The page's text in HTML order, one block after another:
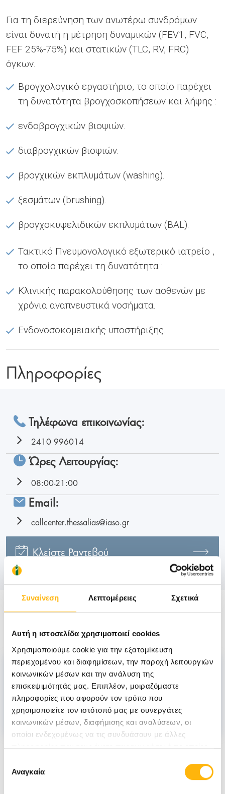
Συναίνεση Λεπτομέρειες Σχετικά
Αυτή η ιστοσελίδα χρησιμοποιεί cookies
Χρησιμοποιούμε cookie για την εξατομίκευση
περιεχομένου και διαφημίσεων, την παροχή λειτουργιών
κοινωνικών μέσων και την ανάλυση της
επισκεψιμότητάς μας. Επιπλέον, μοιραζόμαστε
πληροφορίες που αφορούν τον τρόπο που
χρησιμοποιείτε τον ιστότοπό μας με συνεργάτες
κοινωνικών μέσων, διαφήμισης και αναλύσεων, οι
οποίοι ενδεχομένως να τις συνδυάσουν με άλλες
πληροφορίες που τους έχετε παραχωρήσει ή τις οποίες
των υπηρεσιών τους.
συγκατάθεσης
Αναγκαία
Για τη διερεύνηση των ανωτέρω συνδρόμων
είναι δυνατή η μέτρηση δυναμικών (FEV1, FVC,
FEF 25%-75%) και στατικών (TLC, RV, FRC)
όγκων.
Βρογχολογικό εργαστήριο, το οποίο παρέχει
τη δυνατότητα βρογχοσκοπήσεων και λήψης :
ενδοβρογχικών βιοψιών.
διαβρογχικών βιοψιών.
βρογχικών εκπλυμάτων (washing).
ξεσμάτων (brushing).
βρογχοκυψελιδικών εκπλυμάτων (BAL).
Τακτικό Πνευμονολογικό εξωτερικό ιατρείο ,
το οποίο παρέχει τη δυνατότητα :
Κλινικής παρακολούθησης των ασθενών με
χρόνια αναπνευστικά νοσήματα.
Ενδονοσοκομειακής υποστήριξης.
Πληροφορίες
Τηλέφωνα επικοινωνίας:
2410 996014
Ώρες Λειτουργίας:
08:00-21:00
Email:
callcenter.thessalias@iaso.gr
Κλείστε Ραντεβού
Επιστημονικά υπεύθυνος
ΔΗΜΟΥΛΗΣ ΑΝΔΡΕΑΣ
Νέα